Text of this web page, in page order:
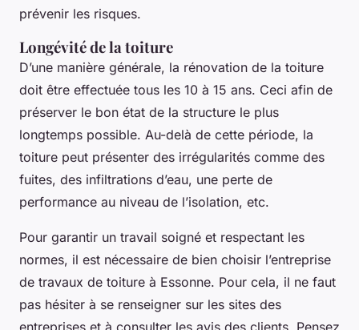
prévenir les risques.
Longévité de la toiture
D’une manière générale, la rénovation de la toiture
doit être effectuée tous les 10 à 15 ans. Ceci afin de
préserver le bon état de la structure le plus
longtemps possible. Au-delà de cette période, la
toiture peut présenter des irrégularités comme des
fuites, des infiltrations d’eau, une perte de
performance au niveau de l’isolation, etc.
Pour garantir un travail soigné et respectant les
normes, il est nécessaire de bien choisir l’entreprise
de travaux de toiture à Essonne. Pour cela, il ne faut
pas hésiter à se renseigner sur les sites des
entreprises et à consulter les avis des clients. Pensez